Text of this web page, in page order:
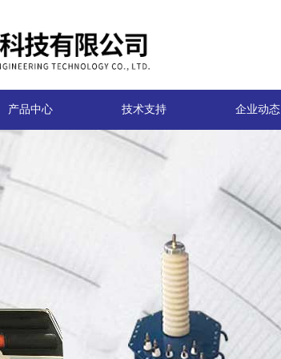
产品中心 技术支持 企业动态